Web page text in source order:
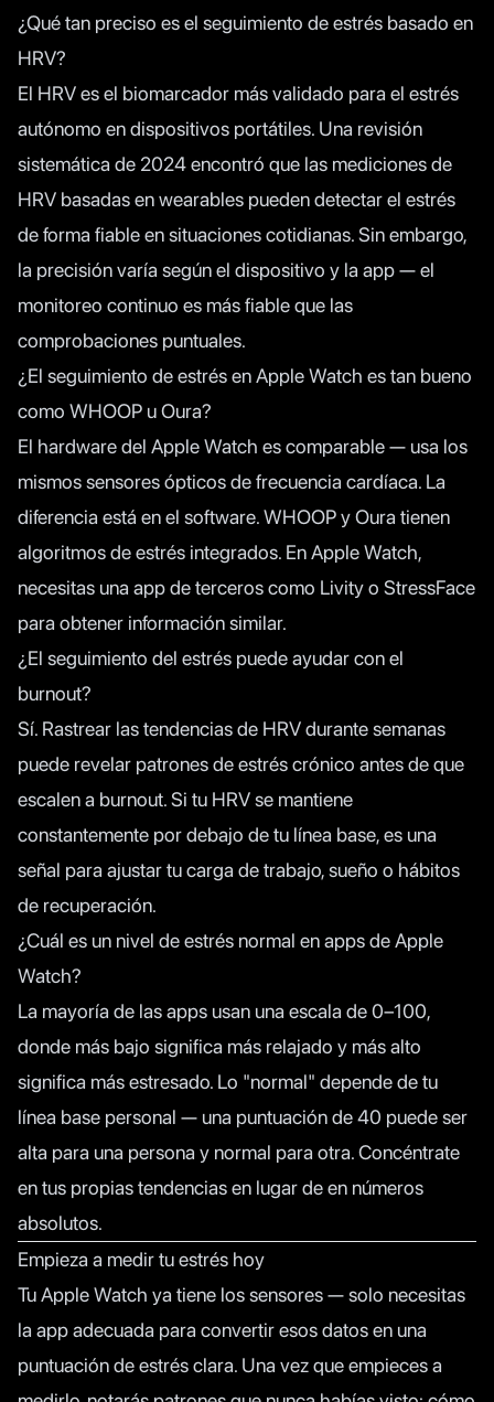
¿Qué tan preciso es el seguimiento de estrés basado en
HRV?
El HRV es el biomarcador más validado para el estrés
autónomo en dispositivos portátiles. Una revisión
sistemática de 2024 encontró que las mediciones de
HRV basadas en wearables pueden detectar el estrés
de forma fiable en situaciones cotidianas. Sin embargo,
la precisión varía según el dispositivo y la app — el
monitoreo continuo es más fiable que las
comprobaciones puntuales.
¿El seguimiento de estrés en Apple Watch es tan bueno
como WHOOP u Oura?
El hardware del Apple Watch es comparable — usa los
mismos sensores ópticos de frecuencia cardíaca. La
diferencia está en el software. WHOOP y Oura tienen
algoritmos de estrés integrados. En Apple Watch,
necesitas una app de terceros como Livity o StressFace
para obtener información similar.
¿El seguimiento del estrés puede ayudar con el
burnout?
Sí. Rastrear las tendencias de HRV durante semanas
puede revelar patrones de estrés crónico antes de que
escalen a burnout. Si tu HRV se mantiene
constantemente por debajo de tu línea base, es una
señal para ajustar tu carga de trabajo, sueño o hábitos
de recuperación.
¿Cuál es un nivel de estrés normal en apps de Apple
Watch?
La mayoría de las apps usan una escala de 0–100,
donde más bajo significa más relajado y más alto
significa más estresado. Lo "normal" depende de tu
línea base personal — una puntuación de 40 puede ser
alta para una persona y normal para otra. Concéntrate
en tus propias tendencias en lugar de en números
absolutos.
Empieza a medir tu estrés hoy
Tu Apple Watch ya tiene los sensores — solo necesitas
la app adecuada para convertir esos datos en una
puntuación de estrés clara. Una vez que empieces a